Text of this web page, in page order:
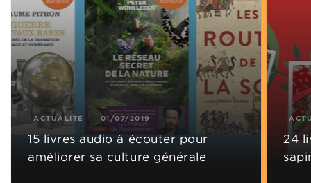
ACTUALITÉ 01/07/2019
15 livres audio à écouter pour
améliorer sa culture générale
24